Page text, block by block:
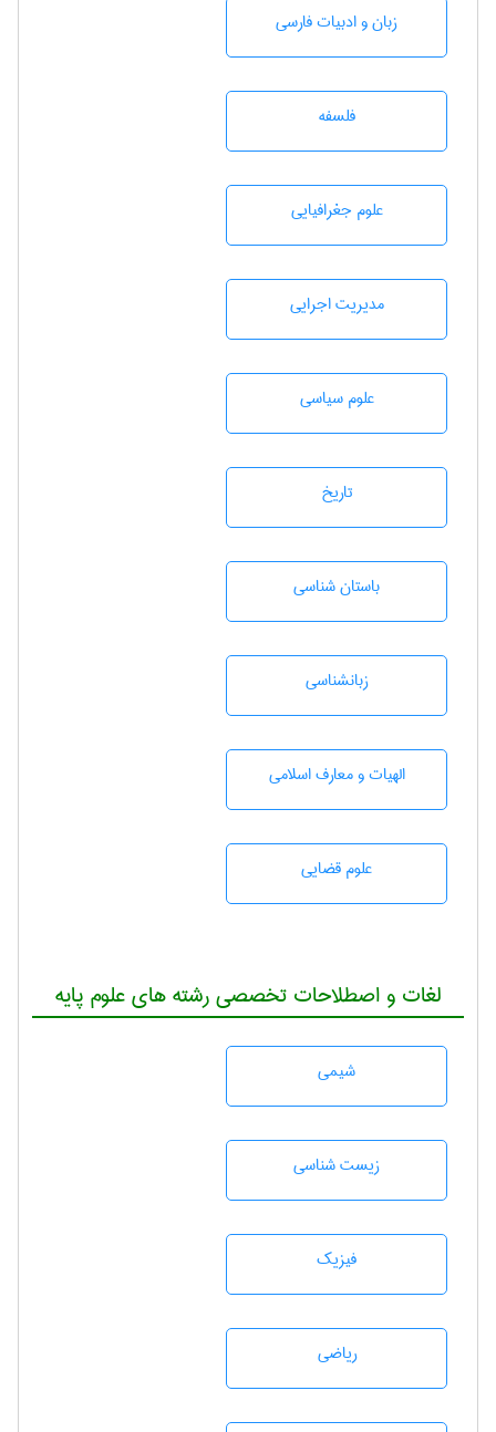
زبان و ادبيات فارسی
فلسفه
علوم جغرافيايی
مديريت اجرايی
علوم سياسی
تاريخ
باستان شناسی
زبانشناسی
الهیات و معارف اسلامی
علوم قضایی
لغات و اصطلاحات تخصصی رشته های علوم پایه
شيمی
زيست شناسی
فیزیک
رياضی